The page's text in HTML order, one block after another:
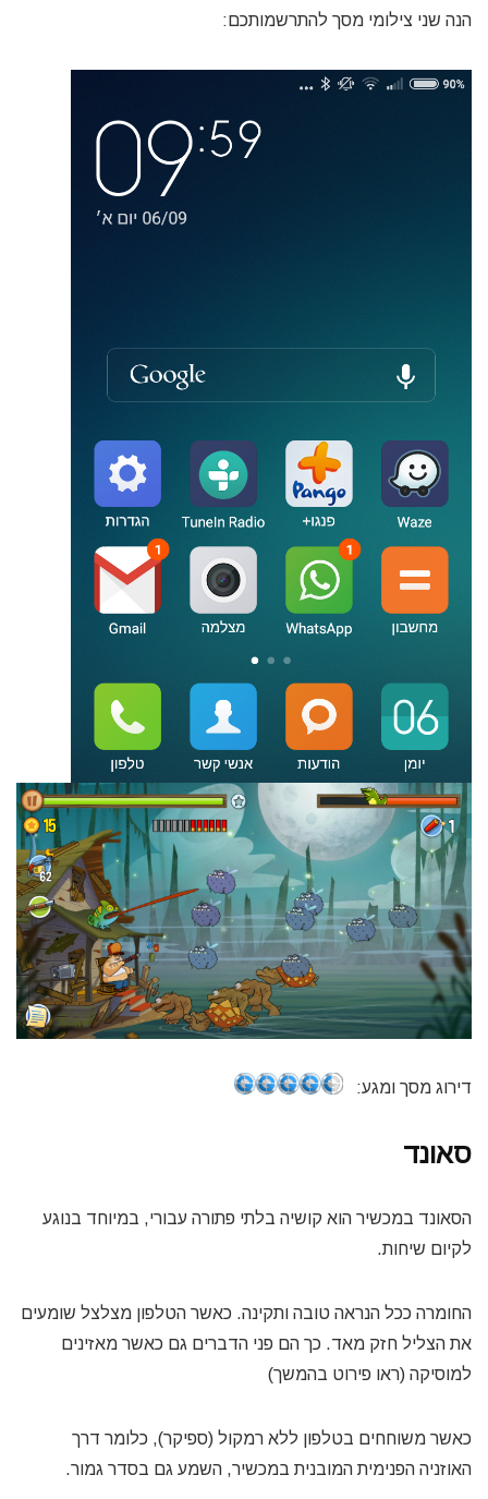
הנה שני צילומי מסך להתרשמותכם:
דירוג מסך ומגע:
סאונד
הסאונד במכשיר הוא קושיה בלתי פתורה עבורי, במיוחד בנוגע
לקיום שיחות.
החומרה ככל הנראה טובה ותקינה. כאשר הטלפון מצלצל שומעים
את הצליל חזק מאד. כך הם פני הדברים גם כאשר מאזינים
למוסיקה (ראו פירוט בהמשך)
כאשר משוחחים בטלפון ללא רמקול (ספיקר), כלומר דרך
האוזניה הפנימית המובנית במכשיר, השמע גם בסדר גמור.